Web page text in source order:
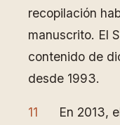
recopilación
manuscrito. El
contenido de
desde 1993.
11 En 2013, el